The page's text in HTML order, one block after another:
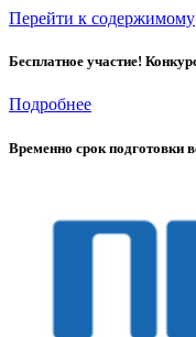
Перейти к содержимому
Бесплатное участие!
Подробнее
Временно cрок подготовки